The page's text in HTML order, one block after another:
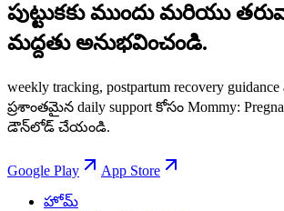
పుట్టుకకు ముందు మరియు
మద్దతు అనుభవించండి.
weekly tracking, postpartum recovery
ప్రశాంతమైన daily support కోసం Mommy:
డౌన్‌లోడ్ చేయండి.
Google Play
App Store
హోమ్